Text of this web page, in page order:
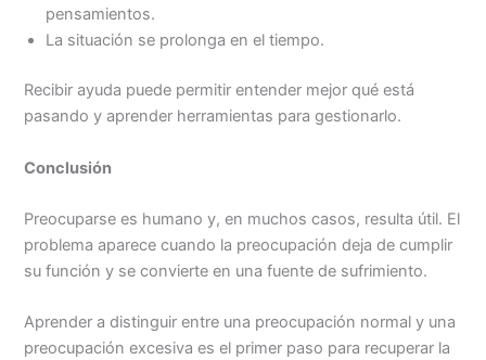
pensamientos.
La situación se prolonga en el tiempo.
Recibir ayuda puede permitir entender mejor qué está
pasando y aprender herramientas para gestionarlo.
Conclusión
Preocuparse es humano y, en muchos casos, resulta útil. El
problema aparece cuando la preocupación deja de cumplir
su función y se convierte en una fuente de sufrimiento.
Aprender a distinguir entre una preocupación normal y una
preocupación excesiva es el primer paso para recuperar la